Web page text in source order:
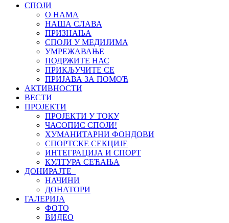
СПОЈИ
О НАМА
НАША СЛАВА
ПРИЗНАЊА
СПОЈИ У МЕДИЈИМА
УМРЕЖАВАЊЕ
ПОДРЖИТЕ НАС
ПРИКЉУЧИТЕ СЕ
ПРИЈАВА ЗА ПОМОЋ
АКТИВНОСТИ
ВЕСТИ
ПРОЈЕКТИ
ПРОЈЕКТИ У ТОКУ
ЧАСОПИС СПОЈИ!
ХУМАНИТАРНИ ФОНДОВИ
СПОРТСКЕ СЕКЦИЈЕ
ИНТЕГРАЦИЈА И СПОРТ
КУЛТУРА СЕЋАЊА
ДОНИРАЈТЕ
НАЧИНИ
ДОНАТОРИ
ГАЛЕРИЈА
ФОТО
ВИДЕО